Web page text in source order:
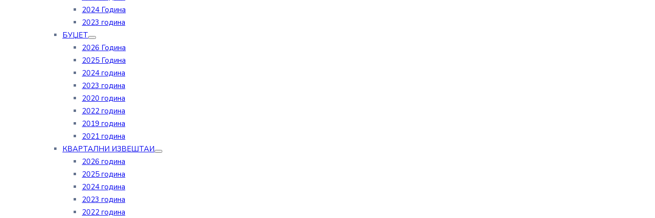
2024 Година
2023 година
БУЏЕТ
2026 Година
2025 Година
2024 година
2023 година
2020 година
2022 година
2019 година
2021 година
КВАРТАЛНИ ИЗВЕШТАИ
2026 година
2025 година
2024 година
2023 година
2022 година